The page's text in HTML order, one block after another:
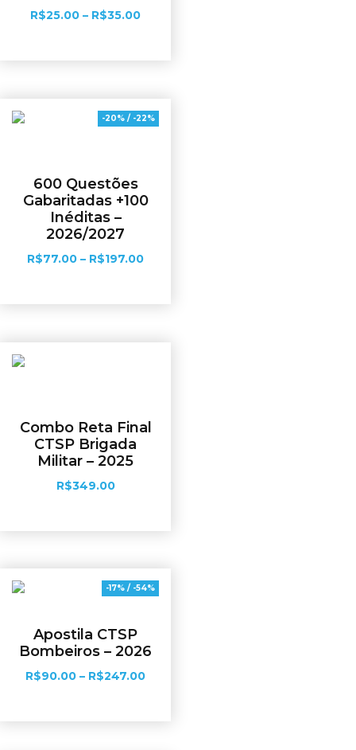
R$25.00 – R$35.00
-20% / -22%
600 Questões
Gabaritadas +100
Inéditas –
2026/2027
R$77.00 – R$197.00
Combo Reta Final
CTSP Brigada
Militar – 2025
R$349.00
-17% / -54%
Apostila CTSP
Bombeiros – 2026
R$90.00 – R$247.00